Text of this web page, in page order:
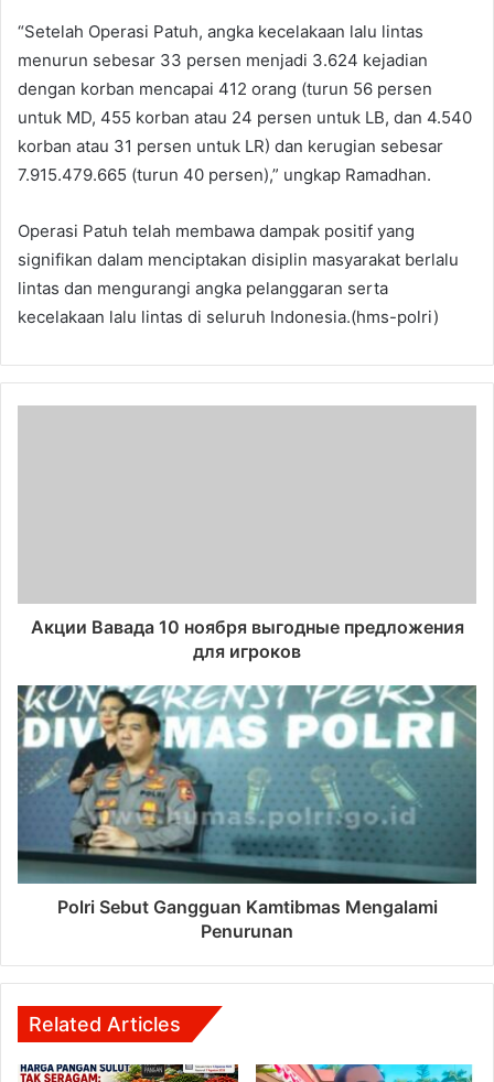
“Setelah Operasi Patuh, angka kecelakaan lalu lintas
menurun sebesar 33 persen menjadi 3.624 kejadian
dengan korban mencapai 412 orang (turun 56 persen
untuk MD, 455 korban atau 24 persen untuk LB, dan 4.540
korban atau 31 persen untuk LR) dan kerugian sebesar
7.915.479.665 (turun 40 persen),” ungkap Ramadhan.
Operasi Patuh telah membawa dampak positif yang
signifikan dalam menciptakan disiplin masyarakat berlalu
lintas dan mengurangi angka pelanggaran serta
kecelakaan lalu lintas di seluruh Indonesia.(hms-polri)
Акции Вавада 10 ноября выгодные предложения
для игроков
Polri Sebut Gangguan Kamtibmas Mengalami
Penurunan
Related Articles